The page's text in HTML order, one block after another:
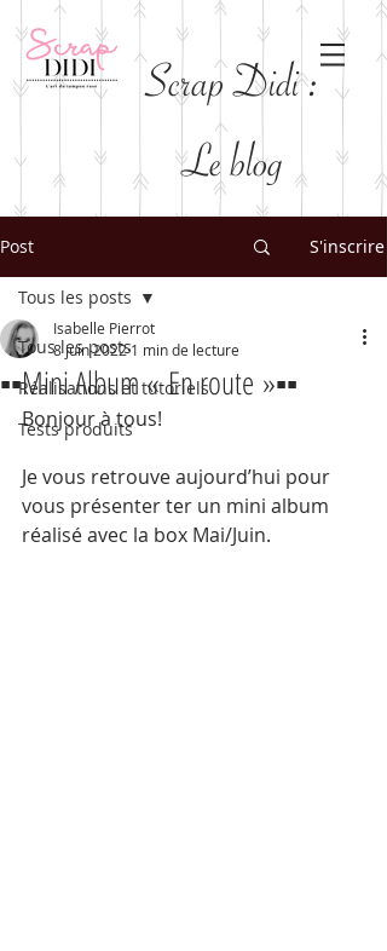
Scrap Didi :
Le blog
Post S'inscrire
Tous les posts
Réalisations et tutoriels
Tests produits
Tous les posts
▪️▪️Mini Album « En route »▪️▪️
Isabelle Pierrot
8 juin 2022 1 min de lecture
Bonjour à tous!
Je vous retrouve aujourd’hui pour
vous présenter ter un mini album
réalisé avec la box Mai/Juin.